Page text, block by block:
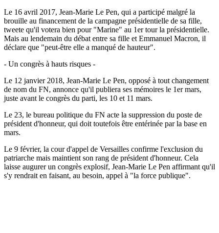
Le 16 avril 2017, Jean-Marie Le Pen, qui a participé malgré la
brouille au financement de la campagne présidentielle de sa fille,
tweete qu'il votera bien pour "Marine" au 1er tour la présidentielle.
Mais au lendemain du débat entre sa fille et Emmanuel Macron, il
déclare que "peut-être elle a manqué de hauteur".
- Un congrès à hauts risques -
Le 12 janvier 2018, Jean-Marie Le Pen, opposé à tout changement
de nom du FN, annonce qu'il publiera ses mémoires le 1er mars,
juste avant le congrès du parti, les 10 et 11 mars.
Le 23, le bureau politique du FN acte la suppression du poste de
président d'honneur, qui doit toutefois être entérinée par la base en
mars.
Le 9 février, la cour d'appel de Versailles confirme l'exclusion du
patriarche mais maintient son rang de président d'honneur. Cela
laisse augurer un congrès explosif, Jean-Marie Le Pen affirmant qu'il
s'y rendrait en faisant, au besoin, appel à "la force publique".